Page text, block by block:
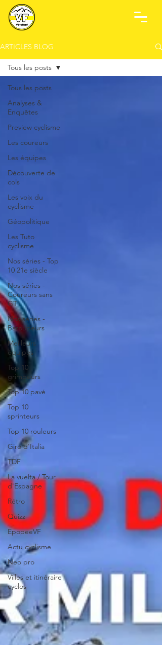
ARTICLES BLOG
Tous les posts
Analyses &
Enquêtes
Preview cyclisme
Les coureurs
Les équipes
Découverte de
cols
Les voix du
cyclisme
Géopolitique
Les Tuto
cyclisme
Nos séries - Top
10 21e siècle
Nos séries -
Coureurs sans
GT
Nos séries -
Baroudeurs
Meilleurs
équipes
Top 10
grimpeurs
Top 10 pavé
Top 10
sprinteurs
Top 10 rouleurs
Giro d'Italia
TDF
La vuelta / Tour
d'Espagne
Rétro
Quizz
EpopeeVF
Actu cyclisme
Neo pro
Villes et itinéraire
cyclos
Tous les posts